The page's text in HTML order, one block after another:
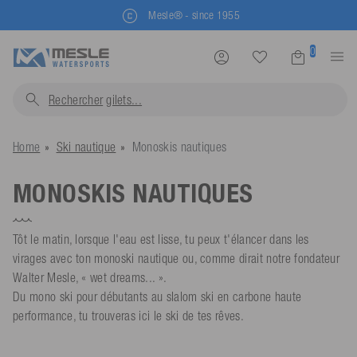
Mesle® - since 1955
0
Rechercher gilets...
Home Ski nautique Monoskis nautiques
MONOSKIS NAUTIQUES
Tôt le matin, lorsque l'eau est lisse, tu peux t'élancer dans les
virages avec ton monoski nautique ou, comme dirait notre fondateur
Walter Mesle, « wet dreams... ».
Du mono ski pour débutants au slalom ski en carbone haute
performance, tu trouveras ici le ski de tes rêves.